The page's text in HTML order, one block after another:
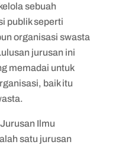
sebuah
publik seperti
organisasi swasta
jurusan ini
memadai untuk
baik itu
Ilmu
satu jurusan